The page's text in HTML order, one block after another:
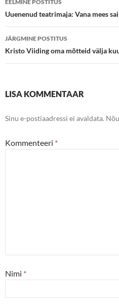
töölaud
EELMINE POSTITUS
Uuenenud teatrimaja: Vana mees
JÄRGMINE POSTITUS
Kristo Viiding oma mõtteid välja
LISA KOMMENTAAR
Sinu e-postiaadressi ei avaldata.
Kommenteeri *
Nimi *